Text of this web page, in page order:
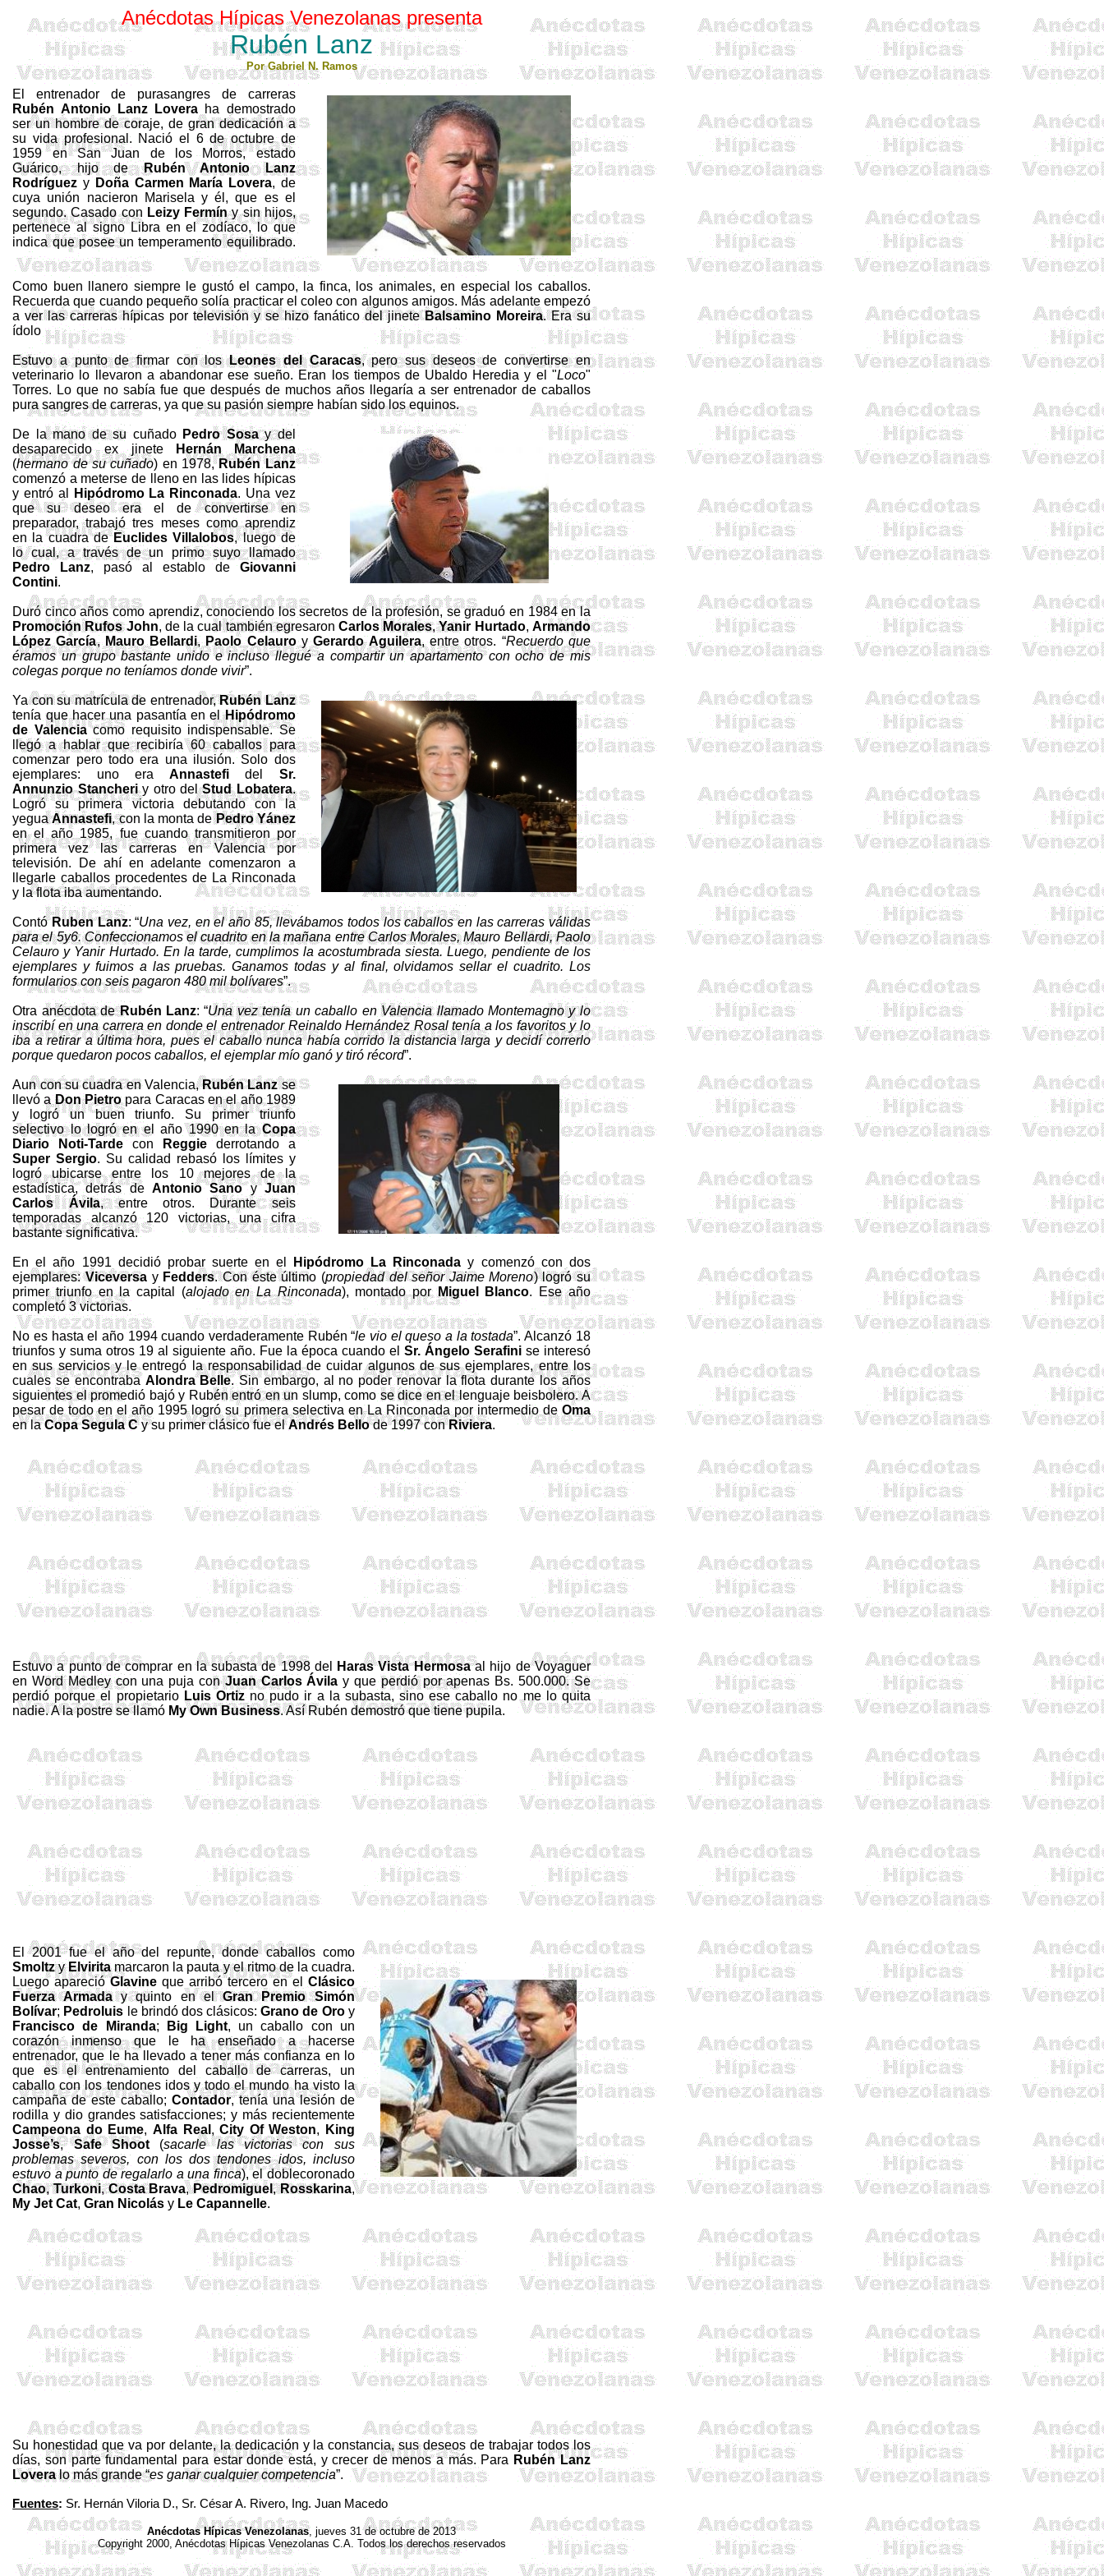
Anécdotas Hípicas Venezolanas presenta
Rubén Lanz
Por Gabriel N. Ramos
El entrenador de purasangres de carreras
Rubén Antonio Lanz Lovera ha demostrado
ser un hombre de coraje, de gran dedicación a
su vida profesional. Nació el 6 de octubre de
1959 en San Juan de los Morros, estado
Guárico, hijo deRubén Antonio Lanz
Rodríguez yDoña Carmen María Lovera, de
cuya unión nacieron Marisela y él, que es el
segundo. Casado con LeizyFermíny sin hijos,
pertenece al signo Libra en el zodíaco, lo que
indica que posee un temperamento equilibrado.
Como buen llanero siempre le gustó el campo, la finca, los animales, en especial los caballos.
Recuerda que cuando pequeño solía practicar el coleo con algunos amigos. Más adelante empezó
a ver las carreras hípicas por televisión y se hizo fanático del jineteBalsaminoMoreira. Era su
ídolo
Estuvo a punto de firmar con losLeones del Caracas, pero sus deseos de convertirse en
veterinario lo llevaron a abandonar ese sueño. Eran los tiempos de Ubaldo Heredia y el "Loco"
Torres. Lo que no sabía fue que después de muchos años llegaría a ser entrenador de caballos
pura sangres de carreras, ya que su pasión siempre habían sido los equinos.
De la mano de su cuñado Pedro Sosay del
desaparecido ex jinete
Hernán
Marchena
(hermano de su cuñado) en 1978, Rubén Lanz
comenzó a meterse de lleno en las lides hípicas
y entró al
Hipódromo La Rinconada. Una vez
que su deseo era el de convertirse en
preparador, trabajó tres meses como aprendiz
en la cuadra de Euclides Villalobos, luego de
lo cual, a través de un primo suyo llamado
Pedro Lanz, pasó al establo deGiovanni
Contini.
Duró cinco años como aprendiz, conociendo los secretos de la profesión, se graduó en 1984 en la
Promoción Rufos John, de la cual también egresaron Carlos Morales,Yanir Hurtado, Armando
López García, Mauro Bellardi,PaoloCelauroyGerardo Aguilera, entre otros. “Recuerdo que
éramos un grupo bastante unido e incluso llegué a compartir un apartamento con ocho de mis
colegas porque no teníamos donde vivir”.
Ya con su matrícula de entrenador,Rubén Lanz
tenía que hacer una pasantía en elHipódromo
de Valenciacomo requisito indispensable. Se
llegó a hablar que recibiría 60 caballos para
comenzar pero todo era una ilusión. Solo dos
ejemplares: uno eraAnnastefi del Sr.
Annunzio Stancheriy otro delStud Lobatera.
Logró su primera victoria debutando con la
yeguaAnnastefi, con la monta dePedro Yánez
en el año 1985, fue cuando transmitieron por
primera vez las carreras en Valencia por
televisión. De ahí en adelante comenzaron a
llegarle caballos procedentes de La Rinconada
y la flota iba aumentando.
Contó RubenLanz: “Una vez, en el año 85, llevábamos todos los caballos en las carreras válidas
para el 5y6. Confeccionamos el cuadrito en la mañana entre Carlos Morales, Mauro Bellardi, Paolo
Celauro y YanirHurtado. En la tarde, cumplimos la acostumbrada siesta. Luego, pendiente de los
ejemplares y fuimos a las pruebas. Ganamos todas y al final, olvidamos sellar el cuadrito. Los
formularios con seis pagaron 480 mil bolívares”.
Otra anécdota deRubén Lanz: “Una vez tenía un caballo en Valencia llamado Montemagnoy lo
inscribí en una carrera en donde el entrenador Reinaldo Hernández Rosal tenía a los favoritos y lo
iba a retirar a última hora, pues el caballo nunca había corrido la distancia larga y decidí correrlo
porque quedaron pocos caballos, el ejemplar mío ganó y tiró récord”.
Aun con su cuadra en Valencia,Rubén Lanzse
llevó aDon Pietropara Caracas en el año 1989
y logró un buen triunfo. Su primer triunfo
selectivo lo logró en el año 1990 en laCopa
Diario
Noti-Tarde con Reggiederrotando a
Super Sergio. Su calidad rebasó los límites y
logró ubicarse entre los 10 mejores de la
estadística, detrás de Antonio SanoyJuan
Carlos Ávila, entre otros. Durante seis
temporadas alcanzó 120 victorias, una cifra
bastante significativa.
En el año 1991 decidió probar suerte en el Hipódromo La Rinconada y comenzó con dos
ejemplares:Viceversay Fedders. Con éste último (propiedad del señor Jaime Moreno) logró su
primer triunfo en la capital (alojado en La Rinconada), montado porMiguel Blanco. Ese año
completó 3 victorias.
No es hasta el año 1994 cuando verdaderamente Rubén “le vio el queso a la tostada”. Alcanzó 18
triunfos y suma otros 19 al siguiente año. Fue la época cuando el Sr. Ángelo Serafinise interesó
en sus servicios y le entregó la responsabilidad de cuidar algunos de sus ejemplares, entre los
cuales se encontraba Alondra Belle. Sin embargo, al no poder renovar la flota durante los años
siguientes el promedió bajó y Rubén entró en un slump, como se dice en el lenguaje beisbolero. A
pesar de todo en el año 1995 logró su primera selectiva en La Rinconada por intermedio deOma
en laCopaSegulaCy su primer clásico fue elAndrés Bellode 1997 conRiviera.
Estuvo a punto de comprar en la subasta de 1998 del Haras Vista Hermosaal hijo deVoyaguer
en WordMedleycon una puja conJuan Carlos Ávila y que perdió por apenas Bs. 500.000. Se
perdió porque el propietario Luis Ortiz no pudo ir a la subasta, sino ese caballo no me lo quita
nadie.A la postre se llamó My Own Business. Así Rubéndemostró que tiene pupila.
El 2001 fue el año del repunte, donde caballos como
SmoltzyElviritamarcaron la pauta y el ritmo de la cuadra.
Luego aparecióGlavine que arribó tercero en el Clásico
Fuerza Armaday quinto en elGran Premio Simón
Bolívar; Pedroluis le brindó dos clásicos:Grano de Oroy
Francisco de Miranda; Big Light, un caballo con un
corazón inmenso que le ha enseñado a hacerse
entrenador, que le ha llevado a tener más confianza en lo
que es el entrenamiento del caballo de carreras, un
caballo con los tendones idos y todo el mundo ha visto la
campaña de este caballo; Contador, tenía una lesión de
rodilla y dio grandes satisfacciones; y más recientemente
Campeona do Eume, Alfa Real ,City Of Weston,
King
Josse’s,Safe Shoot(sacarle las victorias con sus
problemas severos, con los dos tendones idos, incluso
estuvo a punto de regalarlo a una finca), eldoblecoronado
Chao,Turkoni,Costa Brava,Pedromiguel,Rosskarina,
My Jet Cat,Gran Nicolás y Le Capannelle.
Su honestidad que va por delante, la dedicación y la constancia, sus deseos de trabajar todos los
días, son parte fundamental para estar donde está, y crecer de menos a más. Para Rubén Lanz
Loveralo más grande “es ganar cualquier competencia”.
Fuentes: Sr. Hernán Viloria D., Sr. César A. Rivero, Ing. Juan Macedo
Anécdotas Hípicas Venezolanas, jueves 31 de octubre de 2013
Copyright 2000, Anécdotas Hípicas Venezolanas C.A. Todos los derechos reservados